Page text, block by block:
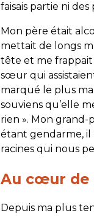
faisais partie ni
Mon père était
mettait de longs
tête et me frappait
sœur qui
marqué le plus ma
souviens qu’elle
rien ». Mon grand-
étant gendarme, il
racines qui nous
Au cœur de
Depuis ma plus